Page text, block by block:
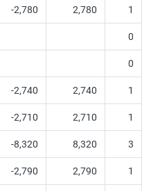
-2,780 2,780 1
0
0
-2,740 2,740 1
-2,710 2,710 1
-8,320 8,320 3
-2,790 2,790 1